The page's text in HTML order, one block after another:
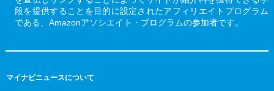
段を提供することを目的に設定されたアフィリエイトプログラム
である、Amazonアソシエイト・プログラムの参加者です。
マイナビニュースについて